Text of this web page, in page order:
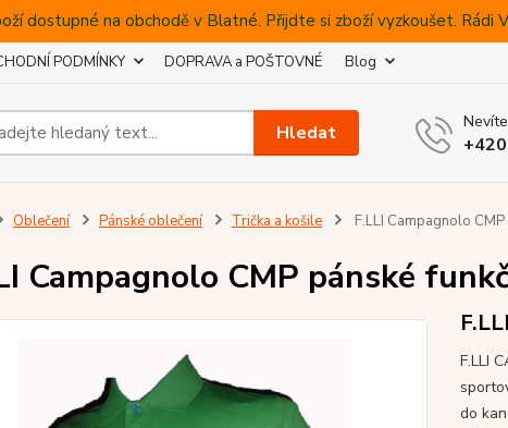
dostupné na obchodě v Blatné. Přijdte si zboží vyzkoušet. Rádi
PODMÍNKY DOPRAVA a POŠTOVNÉ Blog
Hledat
Oblečení Pánské oblečení Trička a košile F.LLI Campagnolo
Campagnolo CMP pánské
F.LLI
do